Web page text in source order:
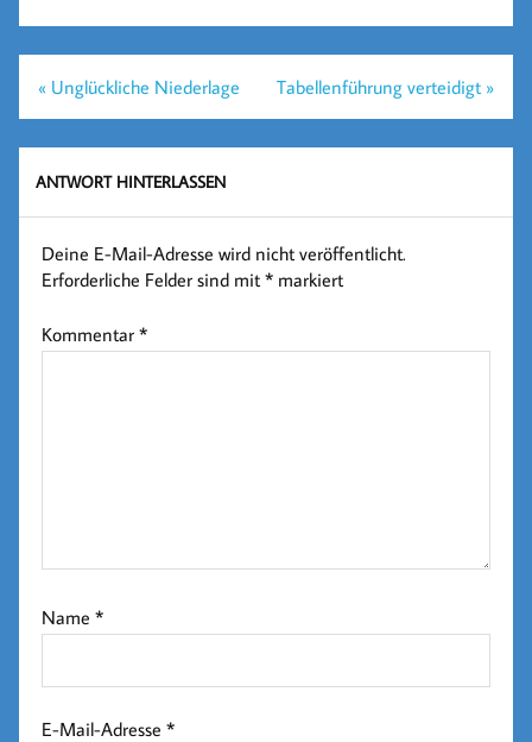
Beitragsnavigation
« Unglückliche Niederlage Tabellenführung verteidigt »
ANTWORT HINTERLASSEN
Deine E-Mail-Adresse wird nicht veröffentlicht.
Erforderliche Felder sind mit* markiert
Kommentar*
Name*
E-Mail-Adresse*